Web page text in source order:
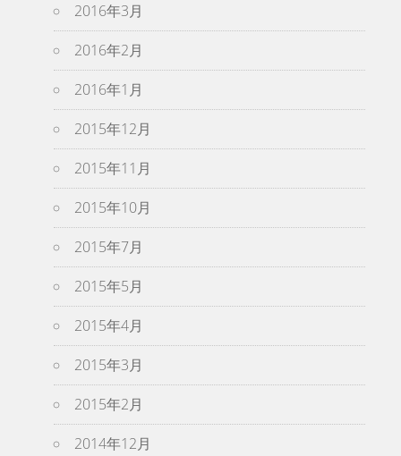
2016年3月
2016年2月
2016年1月
2015年12月
2015年11月
2015年10月
2015年7月
2015年5月
2015年4月
2015年3月
2015年2月
2014年12月